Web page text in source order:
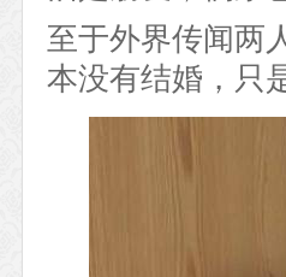
至于外界传闻两
本没有结婚，只